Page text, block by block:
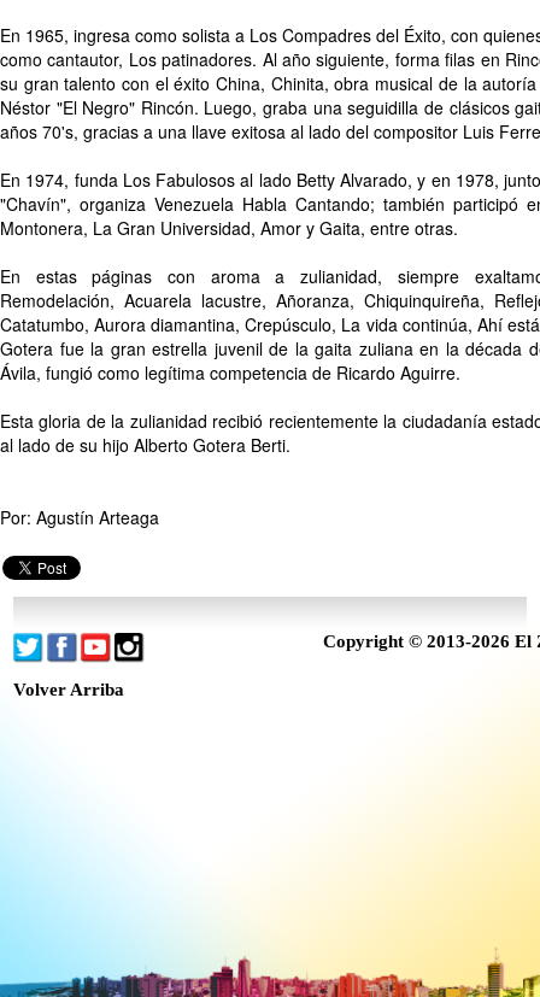
En 1965, ingresa como solista a Los Compadres del Éxito, con
como cantautor, Los patinadores. Al año siguiente, forma filas en
su gran talento con el éxito China, Chinita, obra musical de la
Néstor "El Negro" Rincón. Luego, graba una seguidilla de clásicos
años 70's, gracias a una llave exitosa al lado del compositor Luis
En 1974, funda Los Fabulosos al lado Betty Alvarado, y en 1978,
"Chavín", organiza Venezuela Habla Cantando; también participó
Montonera, La Gran Universidad, Amor y Gaita, entre otras.
En estas páginas con aroma a zulianidad, siempre
Remodelación, Acuarela lacustre, Añoranza, Chiquinquireña,
Catatumbo, Aurora diamantina, Crepúsculo, La vida continúa, Ahí
Gotera fue la gran estrella juvenil de la gaita zuliana en la década
Ávila, fungió como legítima competencia de Ricardo Aguirre.
Esta gloria de la zulianidad recibió recientemente la ciudadanía
al lado de su hijo Alberto Gotera Berti.
Por: Agustín Arteaga
Copyright © 2013-2026 El
Volver Arriba